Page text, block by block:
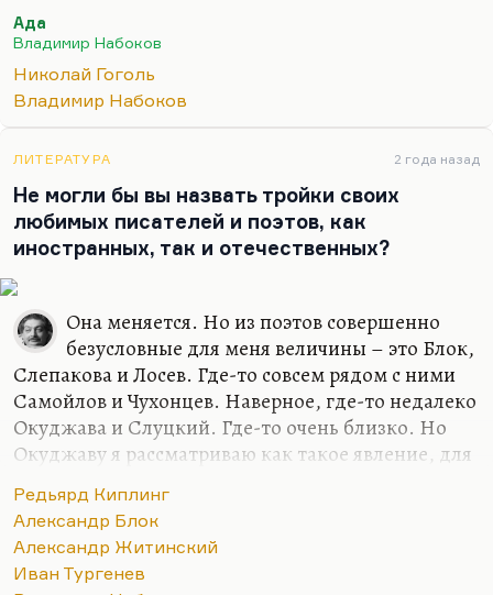
наглые, успешные люди, что, условно говоря,
всегда есть наш успешный двойник. Условно
говоря, наши неудачи – это чьи-то…
Ада
Владимир Набоков
Николай Гоголь
Владимир Набоков
ЛИТЕРАТУРА 2 года назад
Не могли бы вы назвать тройки своих
любимых писателей и поэтов, как
иностранных, так и отечественных?
Она меняется. Но из поэтов совершенно
безусловные для меня величины – это Блок,
Слепакова и Лосев. Где-то совсем рядом с ними
Самойлов и Чухонцев. Наверное, где-то недалеко
Окуджава и Слуцкий. Где-то очень близко. Но
Окуджаву я рассматриваю как такое явление, для
конгломерат нерасчленимый. Видите, семерку
только могу назвать. Но в самом первом ряду
люди, который я люблю кровной,
нерасторжимой любовью. Блок, Слепакова и
Редьярд Киплинг
Александр Блок
Александр Житинский
Иван Тургенев